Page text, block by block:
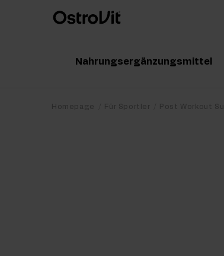
Nahrungsergänzungsmittel
Homepage Für Sportler Post Workout